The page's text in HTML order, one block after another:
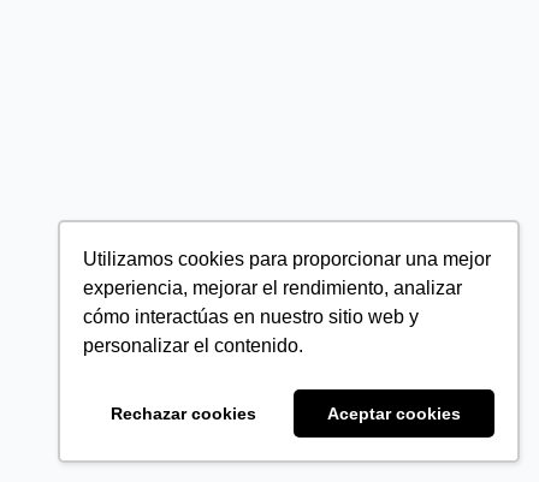
Utilizamos cookies para proporcionar una mejor
experiencia, mejorar el rendimiento, analizar
cómo interactúas en nuestro sitio web y
personalizar el contenido.
Rechazar cookies Aceptar cookies